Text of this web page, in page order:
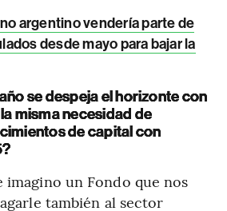
argentino vendería parte de
desde mayo para bajar la
se despeja el horizonte con
misma necesidad de
de capital con
imagino un Fondo que nos
también al sector